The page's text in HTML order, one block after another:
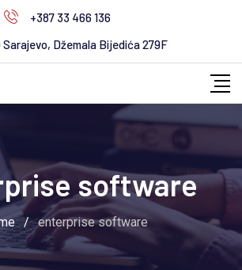
+387 33 466 136
Sarajevo, Džemala Bijedića 279F
software
/ enterprise software